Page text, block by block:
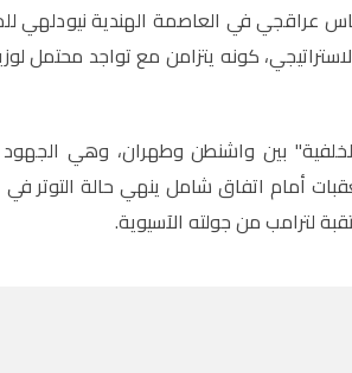
عراقجي في العاصمة الهندية نيودلهي
كونه يتزامن مع تواجد محتمل
بين واشنطن وطهران، وهي
أمام اتفاق شامل ينهي حالة
لترامب من جولته الآسيوية.